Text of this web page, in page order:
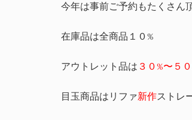
今年は事前ご予約もたくさん
在庫品は全商品１０%
アウトレット品は ３０%〜５
目玉商品はリファ新作ストレ